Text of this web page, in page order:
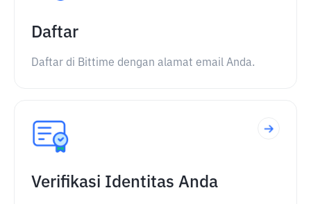
Daftar
Daftar di Bittime dengan alamat email Anda.
Verifikasi Identitas Anda